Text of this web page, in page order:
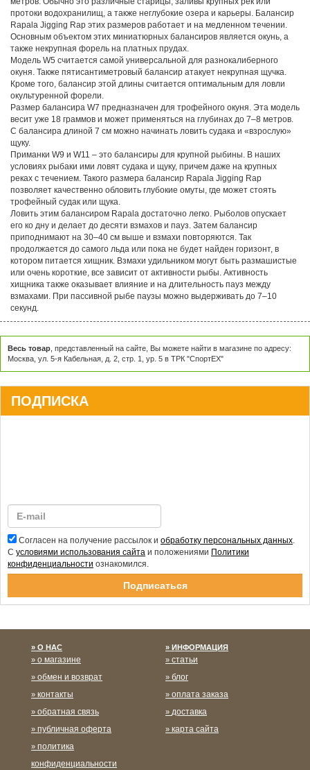
Мелкие балансиры размером W2 и W3 применяются на глубине до 2
метров. Обычно это различные старицы, заливы крупных рек или
протоки водохранилищ, а также неглубокие озера и карьеры. Балансир
Rapala Jigging Rap этих размеров работает и на медленном течении.
Основным объектом этих миниатюрных балансиров является окунь, а
также некрупная форель на платных прудах.
Модель W5 считается самой универсальной для разнокалиберного
окуня. Также пятисантиметровый балансир атакует некрупная щучка.
Кроме того, балансир этой длины считается оптимальным для ловли
окультуренной форели.
Размер балансира W7 предназначен для трофейного окуня. Эта модель
весит уже 18 граммов и может применяться на глубинах до 7–8 метров.
С балансира длиной 7 см можно начинать ловить судака и «взрослую»
щуку.
Приманки W9 и W11 – это балансиры для крупной рыбины. В наших
условиях рыбаки ими ловят судака и щуку, причем даже на крупных
реках с течением. Такого размера балансир Rapala Jigging Rap
позволяет качественно обловить глубокие омуты, где может стоять
трофейный судак или щука.
Ловить этим балансиром Rapala достаточно легко. Рыболов опускает
его ко дну и делает до десяти взмахов и пауз. Затем балансир
приподнимают на 30–40 см выше и взмахи повторяются. Так
продолжается до самого льда или пока не будет найден горизонт, в
котором питается хищник. Взмахи удильником могут быть размашистые
или очень короткие, все зависит от активности рыбы. Активность
хищника также оказывает влияние и на длительность пауз между
взмахами. При пассивной рыбе паузы можно выдерживать до 7–10
секунд.
Весь товар
, представленный на сайте, Вы можете найти в магазине по адресу:
ПОДПИСКА
Согласен на получение рассылок иобработку персональных данных
Сусловиями использования сайтаи положениями
ознакомился.
О НАС
о магазине
обмен и возврат
контакты
обратная связь
публичная оферта
политика
ИНФОРМАЦИЯ
статьи
блог
оплата заказа
доставка